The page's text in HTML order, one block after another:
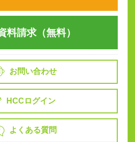
料請求（無料）
お問い合わせ
HCCログイン
よくある質問